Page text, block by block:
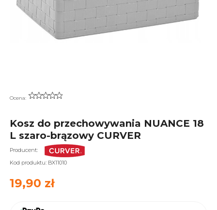
Ocena:
Kosz do przechowywania NUANCE 18
L szaro-brązowy CURVER
Producent:
Kod produktu: BX11010
19,90 zł